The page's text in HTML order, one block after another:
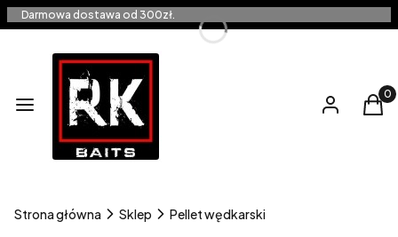
Darmowa dostawa od 300zł.
Menu Zaloguj się
Strona główna Sklep Pellet wędkarski